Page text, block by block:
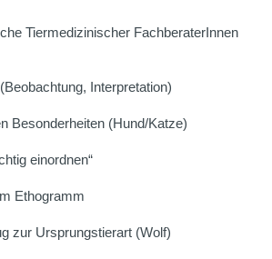
Tiermedizinischer FachberaterInnen
Interpretation)
Besonderheiten (Hund/Katze)
einordnen“
Ethogramm
zur Ursprungstierart (Wolf)